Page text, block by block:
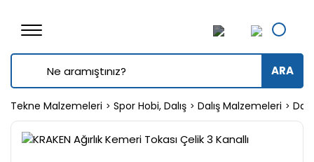
ARA
Tekne Malzemeleri Spor Hobi, Dalış Dalış Malzemeleri